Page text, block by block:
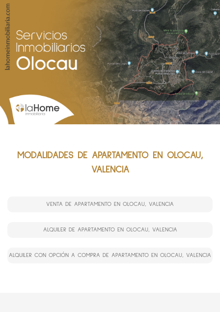
MODALIDADES DE APARTAMENTO EN OLOCAU,
VALENCIA
VENTA DE APARTAMENTO EN OLOCAU, VALENCIA
ALQUILER DE APARTAMENTO EN OLOCAU, VALENCIA
ALQUILER CON OPCIÓN A COMPRA DE APARTAMENTO EN OLOCAU, VALENCIA